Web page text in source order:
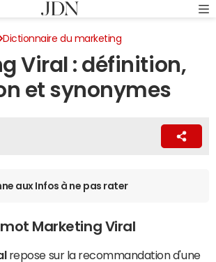
Dictionnaire du marketing
Viral : définition,
et synonymes
aux Infos à ne pas rater
Marketing Viral
repose sur la recommandation d'une